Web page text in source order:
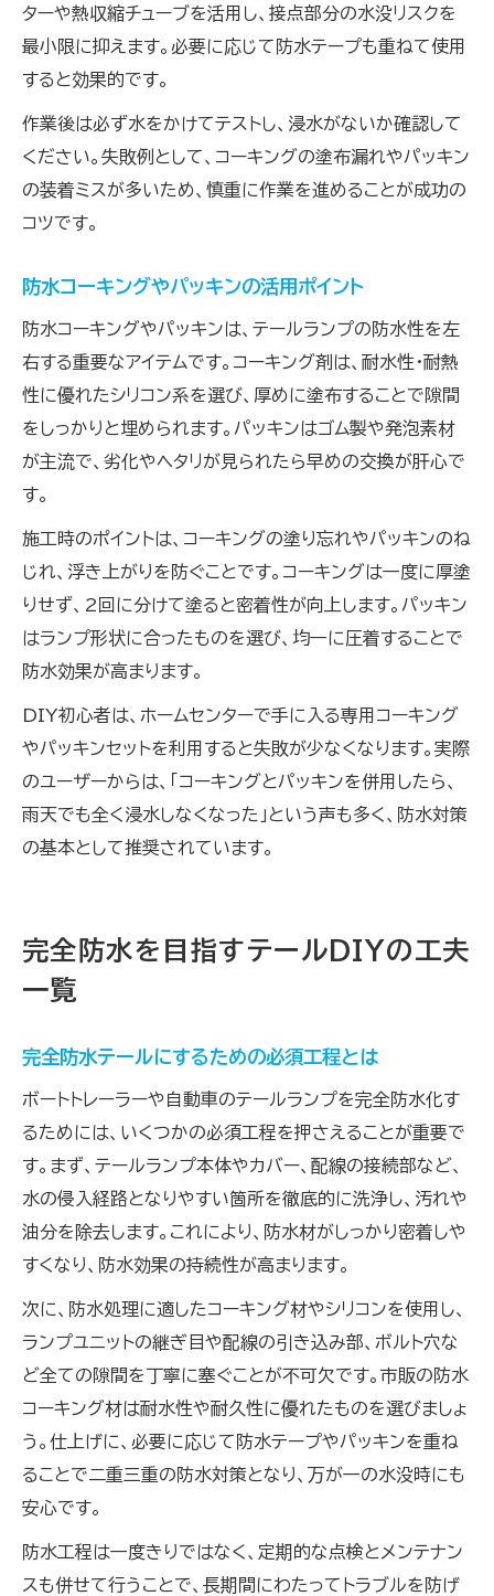
ターや熱収縮チューブを活用し、接点部分の水没リスクを
最小限に抑えます。必要に応じて防水テープも重ねて使用
すると効果的です。
作業後は必ず水をかけてテストし、浸水がないか確認して
ください。失敗例として、コーキングの塗布漏れやパッキン
の装着ミスが多いため、慎重に作業を進めることが成功の
コツです。
防水コーキングやパッキンの活用ポイント
防水コーキングやパッキンは、テールランプの防水性を左
右する重要なアイテムです。コーキング剤は、耐水性・耐熱
性に優れたシリコン系を選び、厚めに塗布することで隙間
をしっかりと埋められます。パッキンはゴム製や発泡素材
が主流で、劣化やヘタリが見られたら早めの交換が肝心で
す。
施工時のポイントは、コーキングの塗り忘れやパッキンのね
じれ、浮き上がりを防ぐことです。コーキングは一度に厚塗
りせず、2回に分けて塗ると密着性が向上します。パッキン
はランプ形状に合ったものを選び、均一に圧着することで
防水効果が高まります。
DIY初心者は、ホームセンターで手に入る専用コーキング
やパッキンセットを利用すると失敗が少なくなります。実際
のユーザーからは、「コーキングとパッキンを併用したら、
雨天でも全く浸水しなくなった」という声も多く、防水対策
の基本として推奨されています。
完全防水を目指すテールDIYの工夫
一覧
完全防水テールにするための必須工程とは
ボートトレーラーや自動車のテールランプを完全防水化す
るためには、いくつかの必須工程を押さえることが重要で
す。まず、テールランプ本体やカバー、配線の接続部など、
水の侵入経路となりやすい箇所を徹底的に洗浄し、汚れや
油分を除去します。これにより、防水材がしっかり密着しや
すくなり、防水効果の持続性が高まります。
次に、防水処理に適したコーキング材やシリコンを使用し、
ランプユニットの継ぎ目や配線の引き込み部、ボルト穴な
ど全ての隙間を丁寧に塞ぐことが不可欠です。市販の防水
コーキング材は耐水性や耐久性に優れたものを選びましょ
う。仕上げに、必要に応じて防水テープやパッキンを重ね
ることで二重三重の防水対策となり、万が一の水没時にも
安心です。
防水工程は一度きりではなく、定期的な点検とメンテナン
スも併せて行うことで、長期間にわたってトラブルを防げ